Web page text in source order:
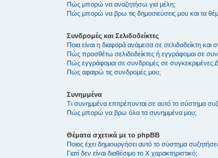
Πώς μπορώ να αναζητήσω για μέλη;
Πώς μπορώ να βρω τις δημοσιεύσεις μου και τα
Συνδρομές και Σελιδοδείκτες
Ποια είναι η διαφορά ανάμεσα σε σελιδοδείκτη και
Πώς προσθέτω σελιδοδείκτες ή εγγράφομαι σε
Πώς εγγράφομαι σε συνδρομές σε συγκεκριμένες
Πώς αφαιρώ τις συνδρομές μου;
Συνημμένα
Τι συνημμένα επιτρέπονται σε αυτό το σύστημα
Πώς μπορώ να βρω όλα τα συνημμένα μου;
Θέματα σχετικά με το phpBB
Ποιος έχει δημιουργήσει αυτό το σύστημα
Γιατί δεν είναι διαθέσιμο το Χ χαρακτηριστικό;